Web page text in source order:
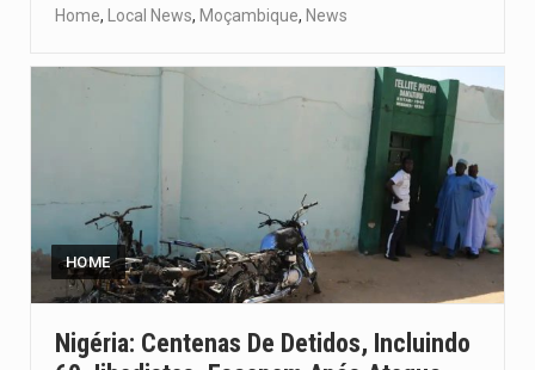
Home, Local News, Moçambique, News
HOME
Nigéria: Centenas De Detidos, Incluindo